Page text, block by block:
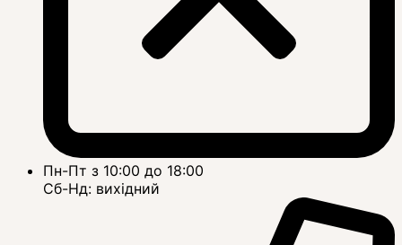
Пн-Пт з 10:00 до 18:00
Сб-Нд: вихідний